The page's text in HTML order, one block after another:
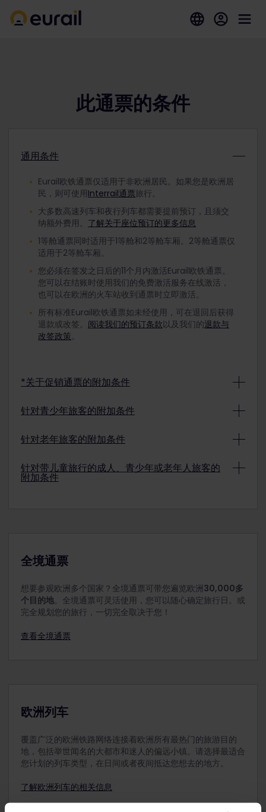
此通票的条件
通用条件
Eurail欧铁通票仅适用于非欧洲居民。如果您是欧洲居
民，则可使用Interrail通票旅行。
大多数高速列车和夜行列车都需要提前预订，且须交
纳额外费用。 了解关于座位预订的更多信息
1等舱通票同时适用于1等舱和2等舱车厢。2等舱通票仅
适用于2等舱车厢。
您必须在签发之日后的11个月内激活Eurail欧铁通票。
您可以在结账时使用我们的免费激活服务在线激活，
也可以在欧洲的火车站收到通票时立即激活。
所有标准Eurail欧铁通票如未经使用，可在退回后获得
退款或改签。 阅读我们的预订条款以及我们的退款与
改签政策
*关于促销通票的附加条件
Eurail欧铁促销通票可能不可退款，也不可改签，具体
情况取决于促销条件。要确定已购买的促销通票能否
针对青少年旅客的附加条件
要使用有折扣优惠的青少年通票旅行，在您选择开始
注意：儿童通票可与青少年通票一起使用；但是，青
针对老年旅客的附加条件
要使用有折扣优惠的老年人通票旅行，在您选择开始
旅行的日期，您的年龄必须为60岁或以上。
针对带儿童旅行的成人、青少年或老年人旅客的
附加条件
一位持成人通票、青少年通票或老年人通票的乘客陪
伴。该成人不一定是家庭成员，只要年满18岁即可。
在您选择开始旅行的日期，儿童必须为11岁或以下。
每位成人、年满18岁的青少年或老年人最多可带2名儿
童同行。例如，2位成人旅行时可带4位儿童同行。如
儿童单独购买一张青少年通票。
12至27岁的旅客可以使用青少年通票旅行。
全境通票
想要参观欧洲多个国家？全境通票可带您遍览欧洲 30,000多
个目的地 。全境通票可灵活使用，您可以随心确定旅行日。或
完全规划您的旅行，一切完全取决于您！
查看全境通票
欧洲列车
覆盖广泛的欧洲铁路网络连接着欧洲所有最热门的旅游目的
地，包括举世闻名的大都市和迷人的偏远小镇。请选择最适合
您计划的列车类型，在日间或者夜间抵达您想去的地方。
了解欧洲列车的相关信息